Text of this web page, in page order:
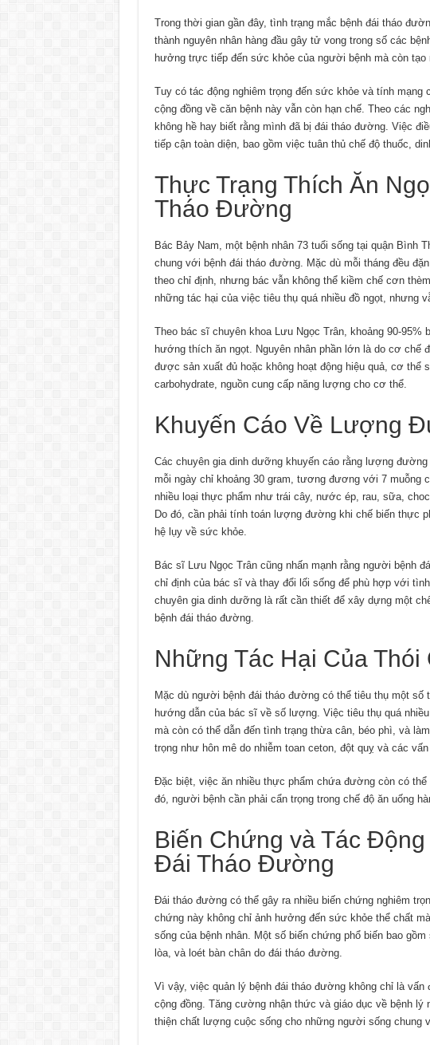
Trong thời gian gần đây, tình trạng mắc bệnh đái tháo
thành nguyên nhân hàng đầu gây tử vong trong số các
hưởng trực tiếp đến sức khỏe của người bệnh mà còn tạo
Tuy có tác động nghiêm trọng đến sức khỏe và tính
cộng đồng về căn bệnh này vẫn còn hạn chế. Theo các
không hề hay biết rằng mình đã bị đái tháo đường. Việc
tiếp cận toàn diện, bao gồm việc tuân thủ chế độ thuốc,
Thực Trạng Thích Ăn
Tháo Đường
Bác Bảy Nam, một bệnh nhân 73 tuổi sống tại quận Bình
chung với bệnh đái tháo đường. Mặc dù mỗi tháng đều
theo chỉ định, nhưng bác vẫn không thể kiềm chế cơn
những tác hại của việc tiêu thụ quá nhiều đồ ngọt, nhưng
Theo bác sĩ chuyên khoa Lưu Ngọc Trân, khoảng 90-95%
hướng thích ăn ngọt. Nguyên nhân phần lớn là do cơ chế
được sản xuất đủ hoặc không hoạt động hiệu quả, cơ thể
carbohydrate, nguồn cung cấp năng lượng cho cơ thể.
Khuyến Cáo Về Lượng
Các chuyên gia dinh dưỡng khuyến cáo rằng lượng
mỗi ngày chỉ khoảng 30 gram, tương đương với 7 muỗng
nhiều loại thực phẩm như trái cây, nước ép, rau, sữa,
Do đó, cần phải tính toán lượng đường khi chế biến thực
hệ lụy về sức khỏe.
Bác sĩ Lưu Ngọc Trân cũng nhấn mạnh rằng người bệnh
chỉ định của bác sĩ và thay đổi lối sống để phù hợp với
chuyên gia dinh dưỡng là rất cần thiết để xây dựng một
bệnh đái tháo đường.
Những Tác Hại Của Thói
Mặc dù người bệnh đái tháo đường có thể tiêu thụ một số
hướng dẫn của bác sĩ về số lượng. Việc tiêu thụ quá
mà còn có thể dẫn đến tình trạng thừa cân, béo phì, và
trọng như hôn mê do nhiễm toan ceton, đột quỵ và các
Đặc biệt, việc ăn nhiều thực phẩm chứa đường còn có
đó, người bệnh cần phải cẩn trọng trong chế độ ăn uống
Biến Chứng và Tác
Đái Tháo Đường
Đái tháo đường có thể gây ra nhiều biến chứng nghiêm
chứng này không chỉ ảnh hưởng đến sức khỏe thể chất
sống của bệnh nhân. Một số biến chứng phổ biến bao
lòa, và loét bàn chân do đái tháo đường.
Vì vậy, việc quản lý bệnh đái tháo đường không chỉ là vấn
cộng đồng. Tăng cường nhận thức và giáo dục về bệnh
thiện chất lượng cuộc sống cho những người sống chung